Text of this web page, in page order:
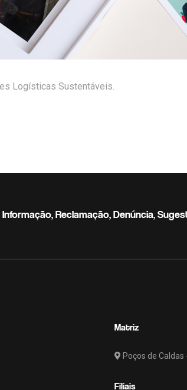
Logísticas Sustentáveis.
Informação, Reclamação, Denúncia,
Matriz
Poços de Caldas
Filiais